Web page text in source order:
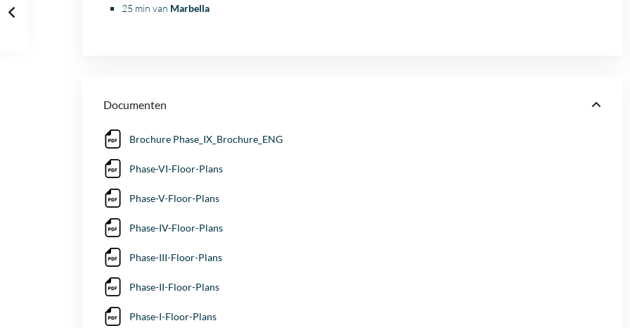
25 min van Marbella
Documenten
Brochure Phase_IX_Brochure_ENG
Phase-VI-Floor-Plans
Phase-V-Floor-Plans
Phase-IV-Floor-Plans
Phase-III-Floor-Plans
Phase-II-Floor-Plans
Phase-I-Floor-Plans